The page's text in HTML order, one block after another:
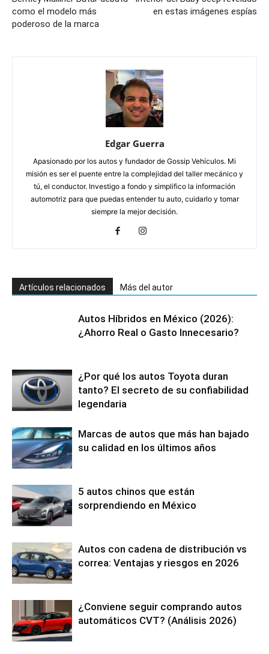
como el modelo más
poderoso de la marca
en estas imágenes espías
Edgar Guerra
Apasionado por los autos y fundador de Gossip Vehículos. Mi
misión es ser el puente entre la complejidad del taller mecánico y
tú, el conductor. Investigo a fondo y simplifico la información
automotriz para que puedas entender tu auto, cuidarlo y tomar
siempre la mejor decisión.
Artículos relacionados Más del autor
Autos Híbridos en México (2026):
¿Ahorro Real o Gasto Innecesario?
¿Por qué los autos Toyota duran
tanto? El secreto de su confiabilidad
legendaria
Marcas de autos que más han bajado
su calidad en los últimos años
5 autos chinos que están
sorprendiendo en México
Autos con cadena de distribución vs
correa: Ventajas y riesgos en 2026
¿Conviene seguir comprando autos
automáticos CVT? (Análisis 2026)